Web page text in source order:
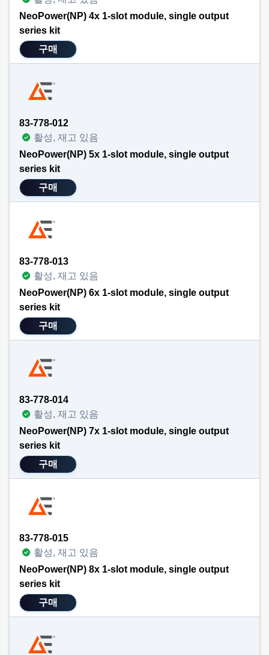
NeoPower(NP) 4x 1-slot module, single output
series kit
구매
83-778-012
활성, 재고 있음
NeoPower(NP) 5x 1-slot module, single output
series kit
구매
83-778-013
활성, 재고 있음
NeoPower(NP) 6x 1-slot module, single output
series kit
구매
83-778-014
활성, 재고 있음
NeoPower(NP) 7x 1-slot module, single output
series kit
구매
83-778-015
활성, 재고 있음
NeoPower(NP) 8x 1-slot module, single output
series kit
구매